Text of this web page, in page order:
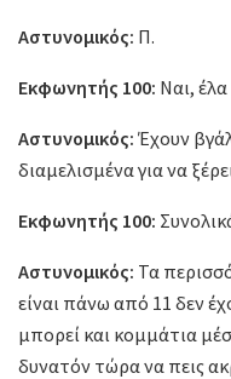
Αστυνομικός: Π.
Εκφωνητής 100: Ναι,
Αστυνομικός: Έχουν
διαμελισμένα για να
Εκφωνητής 100:
Αστυνομικός: Τα
είναι πάνω από 11 δεν
μπορεί και κομμάτια
δυνατόν τώρα να πεις